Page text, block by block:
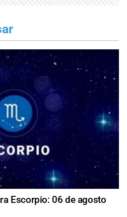
Escorpio: 06 de agosto